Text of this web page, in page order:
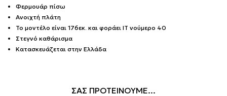
Φερμουάρ πίσω
Ανοιχτή πλάτη
Το μοντέλο είναι 176εκ. και φοράει IT νούμερο 40
Στεγνό καθάρισμα
Κατασκευάζεται στην Ελλάδα
ΣΑΣ ΠΡΟΤΕΙΝΟΥΜΕ...